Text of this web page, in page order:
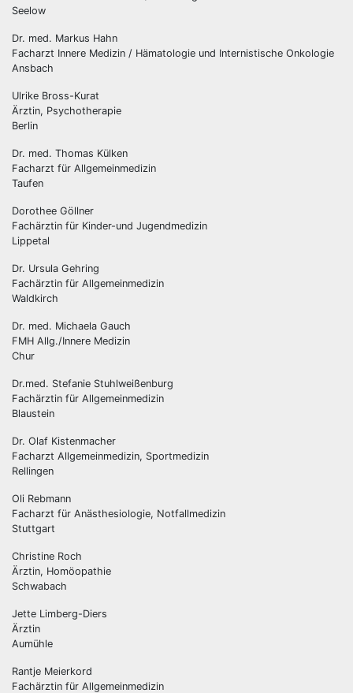
Seelow
Dr. med. Markus Hahn
Facharzt Innere Medizin / Hämatologie und Internistische Onkologie
Ansbach
Ulrike Bross-Kurat
Ärztin, Psychotherapie
Berlin
Dr. med. Thomas Külken
Facharzt für Allgemeinmedizin
Taufen
Dorothee Göllner
Fachärztin für Kinder-und Jugendmedizin
Lippetal
Dr. Ursula Gehring
Fachärztin für Allgemeinmedizin
Waldkirch
Dr. med. Michaela Gauch
FMH Allg./Innere Medizin
Chur
Dr.med. Stefanie Stuhlweißenburg
Fachärztin für Allgemeinmedizin
Blaustein
Dr. Olaf Kistenmacher
Facharzt Allgemeinmedizin, Sportmedizin
Rellingen
Oli Rebmann
Facharzt für Anästhesiologie, Notfallmedizin
Stuttgart
Christine Roch
Ärztin, Homöopathie
Schwabach
Jette Limberg-Diers
Ärztin
Aumühle
Rantje Meierkord
Fachärztin für Allgemeinmedizin